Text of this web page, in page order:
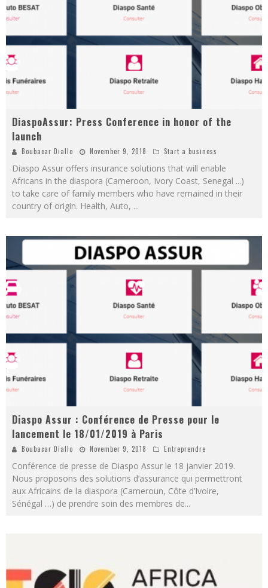
DiaspoAssur: Press Conference in honor of the
launch
Boubacar Diallo November 9, 2018 Start a business
Diaspo Assur offers insurance solutions that will enable
Africans in the diaspora (Cameroon, Ivory Coast, Senegal ...)
to take care of family members who have remained in their
country of origin. Health, Auto, ...
Diaspo Assur : Conférence de Presse pour le
lancement le 18/01/2019 à Paris
Boubacar Diallo November 9, 2018 Entreprendre
Conférence de presse de Diaspo Assur le 18 janvier 2019.
Nous proposons des solutions d’assurance qui permettront
aux Africains de la diaspora (Cameroun, Côte d’Ivoire,
Sénégal …) de prendre soin des membres de...